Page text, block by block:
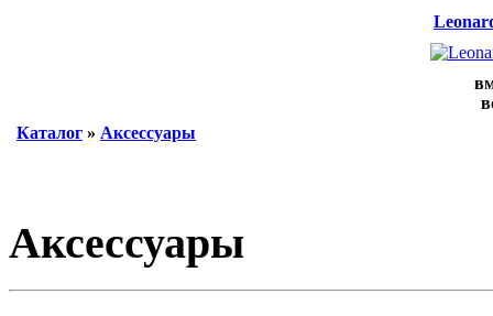
Каталог » Аксессуары
Аксессуары